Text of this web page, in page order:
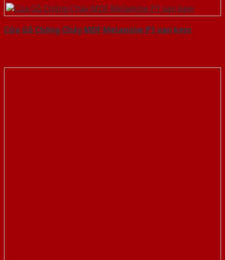
Cửa Gỗ Chống Cháy MDF Melamine P1 van kem